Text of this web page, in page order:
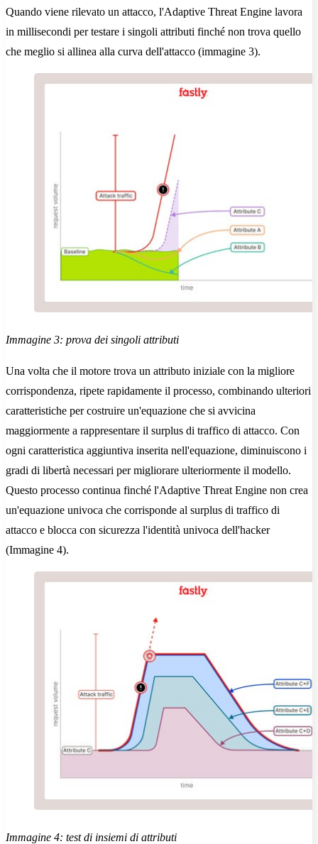
Quando viene rilevato un attacco, l'Adaptive Threat Engine lavora
in millisecondi per testare i singoli attributi finché non trova quello
che meglio si allinea alla curva dell'attacco (immagine 3).
Immagine 3: prova dei singoli attributi
Una volta che il motore trova un attributo iniziale con la migliore
corrispondenza, ripete rapidamente il processo, combinando ulteriori
caratteristiche per costruire un'equazione che si avvicina
maggiormente a rappresentare il surplus di traffico di attacco. Con
ogni caratteristica aggiuntiva inserita nell'equazione, diminuiscono i
gradi di libertà necessari per migliorare ulteriormente il modello.
Questo processo continua finché l'Adaptive Threat Engine non crea
un'equazione univoca che corrisponde al surplus di traffico di
attacco e blocca con sicurezza l'identità univoca dell'hacker
(Immagine 4).
Immagine 4: test di insiemi di attributi